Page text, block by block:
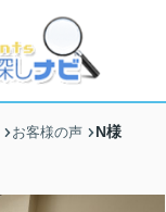
お客様の声 N様